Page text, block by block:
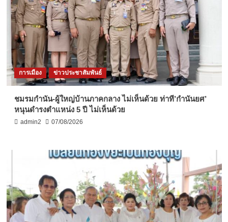
การเมือง ข่าวประชาสัมพันธ์
ชมรมกำนัน-ผู้ใหญ่บ้านภาคกลาง ไม่เห็นด้วย ท่าที’กำนันยศ’
หนุนดำรงตำแหน่ง 5 ปี ไม่เห็นด้วย
admin2 07/08/2026